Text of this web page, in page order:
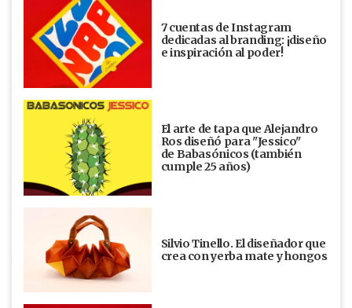
7 cuentas de Instagram
dedicadas al branding: ¡diseño
e inspiración al poder!
El arte de tapa que Alejandro
Ros diseñó para "Jessico"
de Babasónicos (también
cumple 25 años)
Silvio Tinello. El diseñador que
crea con yerba mate y hongos